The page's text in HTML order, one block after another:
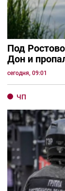
Под
Дон и
сегодня, 09:01
ЧП